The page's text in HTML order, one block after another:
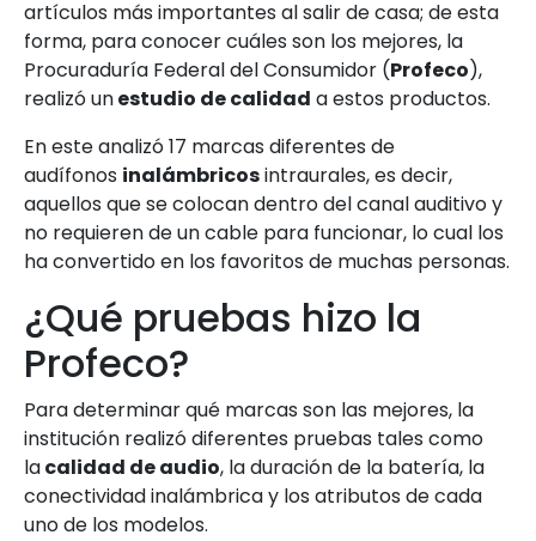
artículos más importantes al salir de casa; de esta
forma, para conocer cuáles son los mejores, la
Procuraduría Federal del Consumidor (Profeco),
realizó unestudio de calidad a estos productos.
En este analizó 17 marcas diferentes de
audífonos inalámbricosintraurales, es decir,
aquellos que se colocan dentro del canal auditivo y
no requieren de un cable para funcionar, lo cual los
ha convertido en los favoritos de muchas personas.
¿Qué pruebas hizo la
Profeco?
Para determinar qué marcas son las mejores, la
institución realizó diferentes pruebas tales como
lacalidad de audio, la duración de la batería, la
conectividad inalámbrica y los atributos de cada
uno de los modelos.